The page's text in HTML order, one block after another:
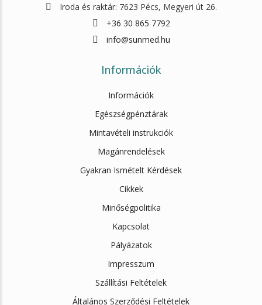
Iroda és raktár: 7623 Pécs, Megyeri út 26.
+36 30 865 7792
info@sunmed.hu
Információk
Információk
Egészségpénztárak
Mintavételi instrukciók
Magánrendelések
Gyakran Ismételt Kérdések
Cikkek
Minőségpolitika
Kapcsolat
Pályázatok
Impresszum
Szállítási Feltételek
Általános Szerződési Feltételek